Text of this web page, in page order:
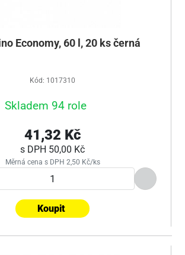
Economy, 60 l, 20 ks černá
Kód: 1017310
Skladem 94 role
41,32 Kč
s DPH 50,00 Kč
Měrná cena s DPH 2,50 Kč/ks
Koupit